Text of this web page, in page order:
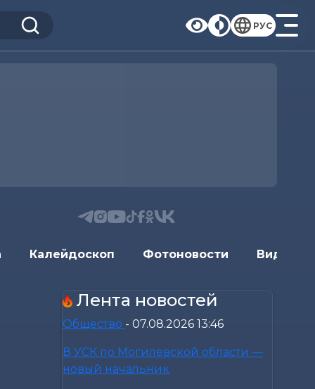
РУС
Калейдоскоп Фотоновости
Лента новостей
Общество - 07.08.2026 13:46
В УСК по Могилевской области —
новый начальник